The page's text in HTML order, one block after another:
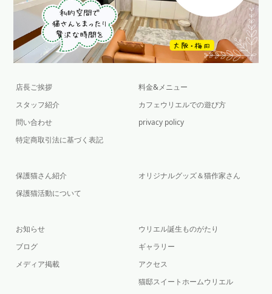
店長ご挨拶
スタッフ紹介
問い合わせ
特定商取引法に基づく表記
料金&メニュー
カフェウリエルでの遊び方
privacy policy
保護猫さん紹介
保護猫活動について
オリジナルグッズ＆猫作家さん
お知らせ
ブログ
メディア掲載
ウリエル誕生ものがたり
ギャラリー
アクセス
猫邸スイートホームウリエル